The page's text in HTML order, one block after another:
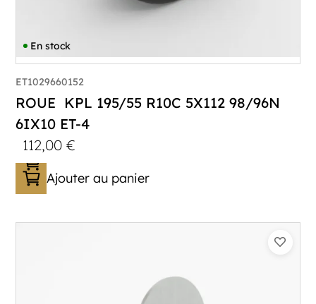
En stock
ET1029660152
ROUE KPL 195/55 R10C 5X112 98/96N
6IX10 ET-4
112,00€
Ajouter au panier